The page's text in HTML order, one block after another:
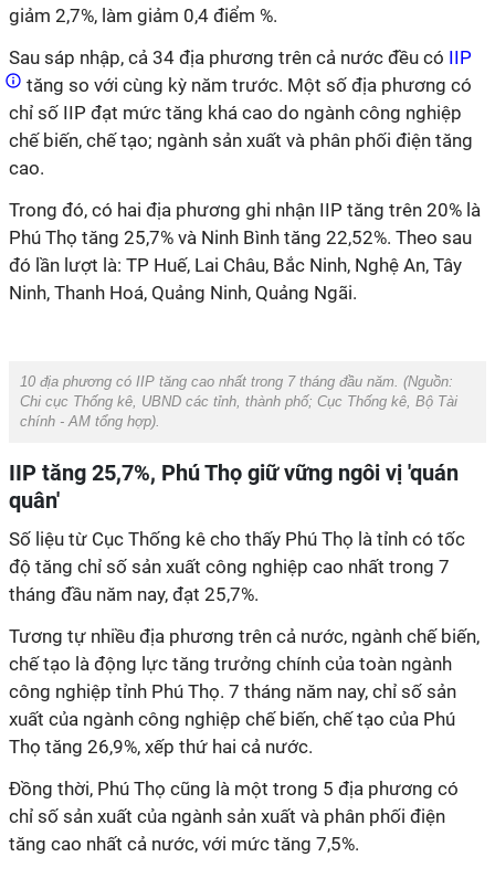
giảm 2,7%, làm giảm 0,4 điểm %.
Sau sáp nhập, cả 34 địa phương trên cả nước đều có IIP
tăng so với cùng kỳ năm trước. Một số địa phương có
chỉ số IIP đạt mức tăng khá cao do ngành công nghiệp
chế biến, chế tạo; ngành sản xuất và phân phối điện tăng
cao.
Trong đó, có hai địa phương ghi nhận IIP tăng trên 20% là
Phú Thọ tăng 25,7% và Ninh Bình tăng 22,52%. Theo sau
đó lần lượt là: TP Huế, Lai Châu, Bắc Ninh, Nghệ An, Tây
Ninh, Thanh Hoá, Quảng Ninh, Quảng Ngãi.
10 địa phương có IIP tăng cao nhất trong 7 tháng đầu năm. (Nguồn:
Chi cục Thống kê, UBND các tỉnh, thành phố; Cục Thống kê, Bộ Tài
chính -AM tổng hợp).
IIP tăng 25,7%, Phú Thọ giữ vững ngôi vị 'quán
quân'
Số liệu từ Cục Thống kê cho thấy Phú Thọ là tỉnh có tốc
độ tăng chỉ số sản xuất công nghiệp cao nhất trong 7
tháng đầu năm nay, đạt 25,7%.
Tương tự nhiều địa phương trên cả nước, ngành chế biến,
chế tạo là động lực tăng trưởng chính của toàn ngành
công nghiệp tỉnh Phú Thọ. 7 tháng năm nay, chỉ số sản
xuất của ngành công nghiệp chế biến, chế tạo của Phú
Thọ tăng 26,9%, xếp thứ hai cả nước.
Đồng thời, Phú Thọ cũng là một trong 5 địa phương có
chỉ số sản xuất của ngành sản xuất và phân phối điện
tăng cao nhất cả nước, với mức tăng 7,5%.